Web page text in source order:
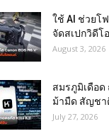
ใช้ AI ช่วยโฟ
จัดสเปกวิดีโ
August 3, 2026
สมรภูมิเดือด
ม้ามืด สัญชา
July 27, 2026